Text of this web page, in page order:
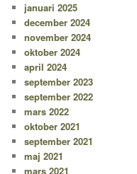
januari 2025
december 2024
november 2024
oktober 2024
april 2024
september 2023
september 2022
mars 2022
oktober 2021
september 2021
maj 2021
mars 2021